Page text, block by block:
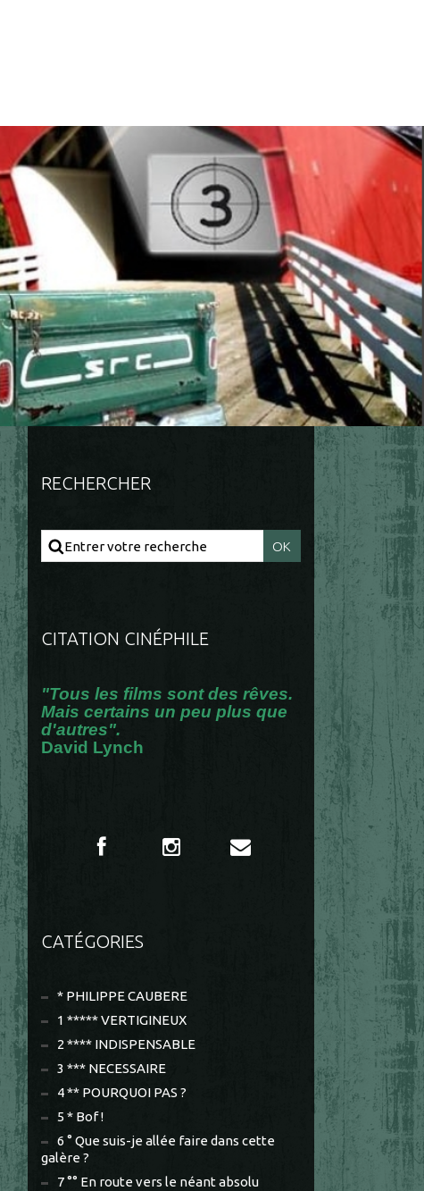
RECHERCHER
CITATION CINÉPHILE
"Tous les films sont des rêves.
Mais certains un peu plus que
d'autres".
David Lynch
CATÉGORIES
* PHILIPPE CAUBERE
1 ***** VERTIGINEUX
2 **** INDISPENSABLE
3 *** NECESSAIRE
4 ** POURQUOI PAS ?
5 * Bof !
6 ° Que suis-je allée faire dans cette
galère ?
7 °° En route vers le néant absolu